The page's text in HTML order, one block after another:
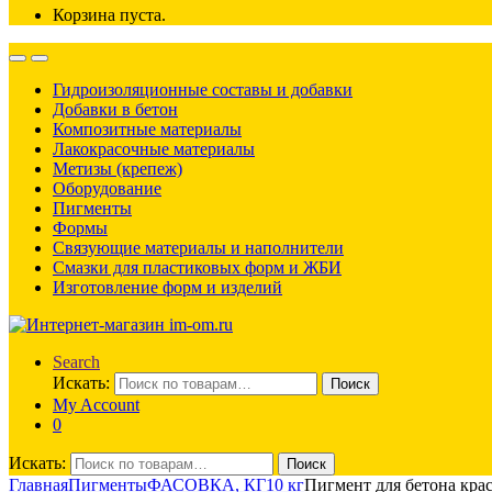
Корзина пуста.
Гидроизоляционные составы и добавки
Добавки в бетон
Композитные материалы
Лакокрасочные материалы
Метизы (крепеж)
Оборудование
Пигменты
Формы
Связующие материалы и наполнители
Смазки для пластиковых форм и ЖБИ
Изготовление форм и изделий
Search
Искать:
Поиск
My Account
0
Искать: Поиск
ГлавнаяПигментыФАСОВКА, КГ10 кгПигмент для бетона